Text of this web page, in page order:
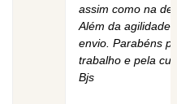
assim como na
Além da agilidade
envio. Parabéns
trabalho e pela
Bjs